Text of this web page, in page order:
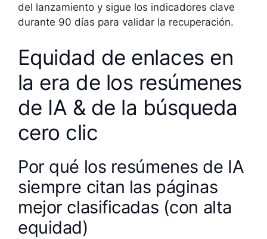
del lanzamiento y sigue los indicadores clave
durante 90 días para validar la recuperación.
Equidad de enlaces en
la era de los resúmenes
de IA & de la búsqueda
cero clic
Por qué los resúmenes de IA
siempre citan las páginas
mejor clasificadas (con alta
equidad)